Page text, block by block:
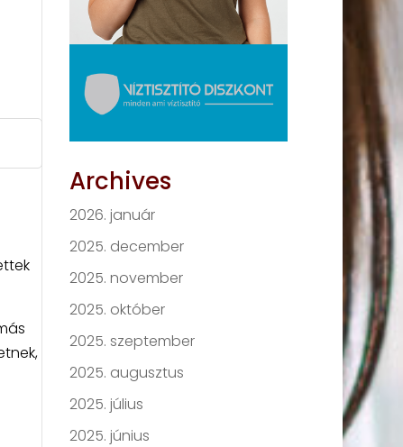
Archives
2026. január
2025. december
2025. november
2025. október
2025. szeptember
2025. augusztus
2025. július
2025. június